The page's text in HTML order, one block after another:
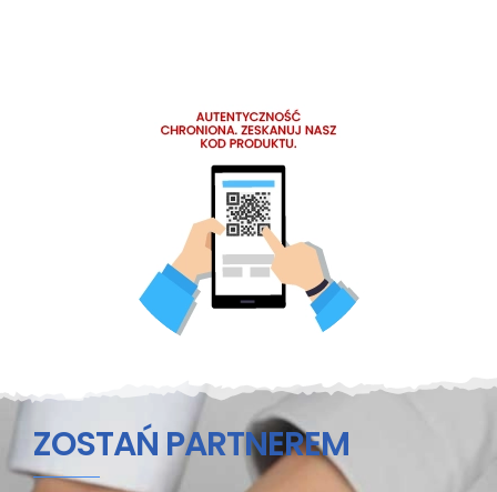
ZOSTAŃ PARTNEREM